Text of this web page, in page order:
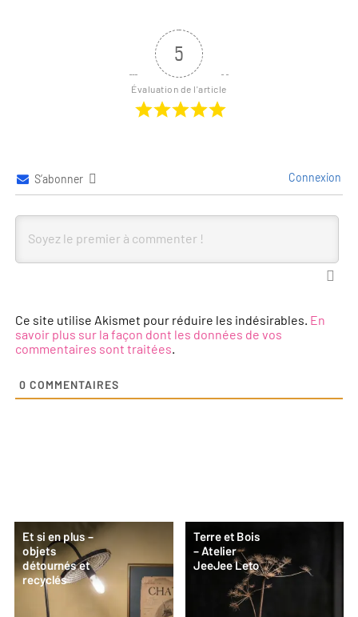
5
Évaluation de l'article
S’abonner Connexion
Ce site utilise Akismet pour réduire les indésirables. En
savoir plus sur la façon dont les données de vos
commentaires sont traitées
0 COMMENTAIRES
Et si en plus –
objets
détournés et
recyclés
Terre et Bois
– Atelier
JeeJee Leto